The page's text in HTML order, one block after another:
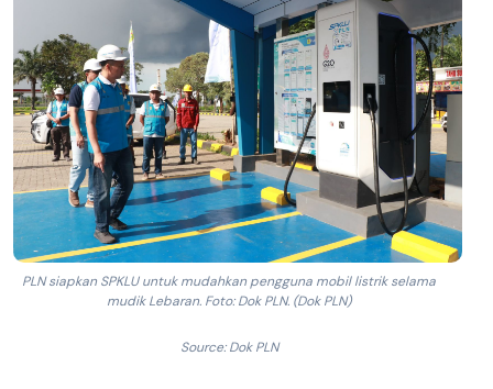
PLN siapkan SPKLU untuk mudahkan pengguna mobil listrik selama
mudik Lebaran. Foto: Dok PLN. (Dok PLN)
Source: Dok PLN